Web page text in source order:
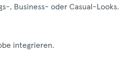
, Business- oder Casual-Looks.
integrieren.